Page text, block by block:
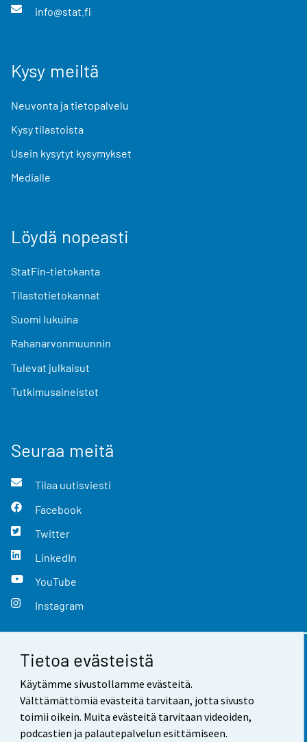
Tietoa evästeistä
Käytämme sivustollamme evästeitä.
Välttämättömiä evästeitä tarvitaan, jotta sivusto
toimii oikein. Muita evästeitä tarvitaan videoiden,
podcastien ja palautepalvelun esittämiseen.
info@stat.fi
Kysy meiltä
Neuvonta ja tietopalvelu
Kysy tilastoista
Usein kysytyt kysymykset
Medialle
Löydä nopeasti
StatFin-tietokanta
Tilastotietokannat
Suomi lukuina
Rahanarvonmuunnin
Tulevat julkaisut
Tutkimusaineistot
Seuraa meitä
Tilaa uutisviesti
Facebook
Twitter
LinkedIn
YouTube
Instagram
Yhteystiedot
Palaute
Käyttöehdot